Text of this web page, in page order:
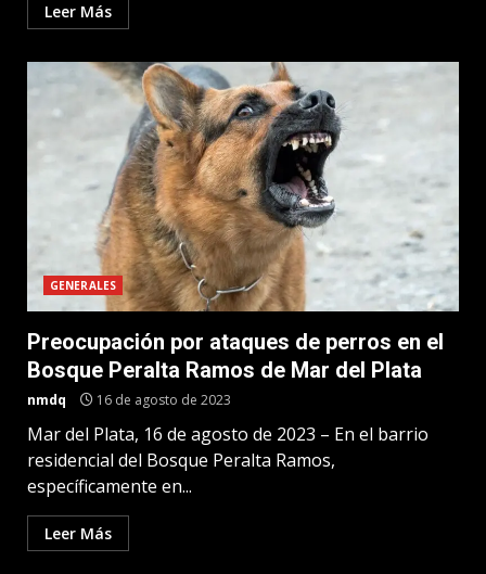
Leer Más
GENERALES
Preocupación por ataques de perros en el
Bosque Peralta Ramos de Mar del Plata
nmdq 16 de agosto de 2023
Mar del Plata, 16 de agosto de 2023 – En el barrio
residencial del Bosque Peralta Ramos,
específicamente en...
Leer Más